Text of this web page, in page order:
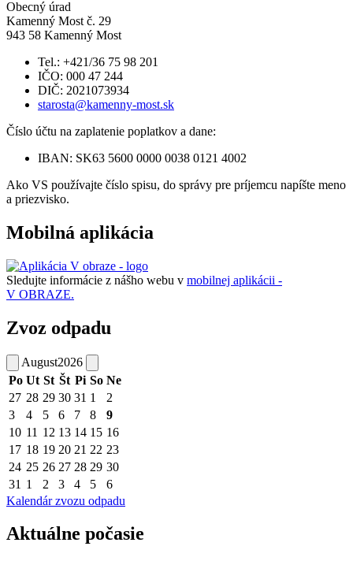
Obecný úrad
Kamenný Most č. 29
943 58 Kamenný Most
Tel.: +421/36 75 98 201
IČO: 000 47 244
DIČ: 2021073934
starosta@kamenny-most.sk
Číslo účtu na zaplatenie poplatkov a dane:
IBAN: SK63 5600 0000 0038 0121 4002
Ako VS používajte číslo spisu, do správy pre príjemcu napíšte meno
a priezvisko.
Mobilná aplikácia
Sledujte informácie z nášho webu v mobilnej aplikácii -
V OBRAZE.
Zvoz odpadu
August2026
Po Ut St Št Pi So Ne
27 28 29 30 31 1
2
3
4 5 6 7 8
9
10 11 12 13 14 15 16
17 18 19 20 21 22 23
24 25 26 27 28 29 30
31 1 2 3 4 5
6
Kalendár zvozu odpadu
Aktuálne počasie